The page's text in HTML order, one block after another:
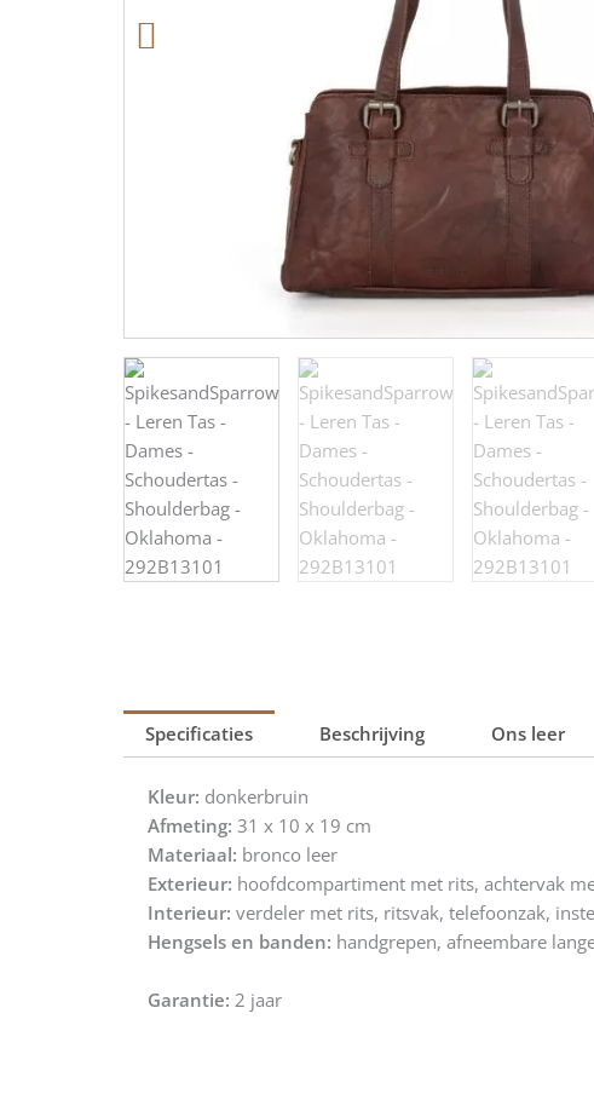
Specificaties Beschrijving Ons leer
Kleur: donkerbruin
Afmeting: 31 x 10 x 19 cm
Materiaal: bronco leer
Exterieur: hoofdcompartiment met rits, achtervak
Interieur: verdeler met rits, ritsvak, telefoonzak,
Hengsels en banden: handgrepen, afneembare
Garantie: 2 jaar